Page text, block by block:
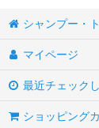
シャンプー・
マイページ
最近チェック
ショッピング